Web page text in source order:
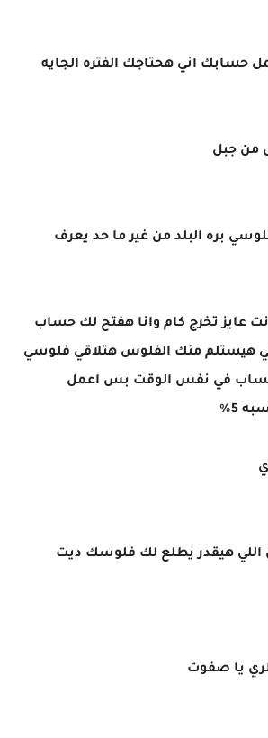
حسابك اني هحتاجك الفتره الجايه
من جبل
بره البلد من غير ما حد يعرف
عايز تخرج كام وانا هفتح لك حساب
هيستلم منك الفلوس هتلاقي فلوسي
في نفس الوقت بس اعمل
5%
هيقدر يطلع لك فلوسك ديت
يا صفوت